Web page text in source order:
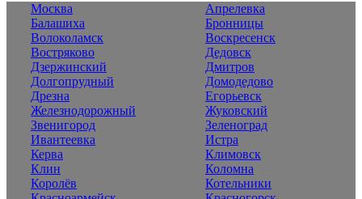
Москва
Апрелевка
Балашиха
Бронницы
Волоколамск
Воскресенск
Востряково
Дедовск
Дзержинский
Дмитров
Долгопрудный
Домодедово
Дрезна
Егорьевск
Железнодорожный
Жуковский
Звенигород
Зеленоград
Ивантеевка
Истра
Керва
Климовск
Клин
Коломна
Королёв
Котельники